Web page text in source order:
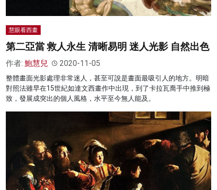
慧眼看西畫
第二亞當 救人永生 清晰易明 迷人光影 自然出色
作者: 鮑慧兒 2020-11-05
整體畫面光影處理非常迷人，甚至可說是畫面最吸引人的地方。明暗
對照法雖早在15世紀如達文西畫作中出現，到了卡拉瓦喬手中推到極
致，發展成突出的個人風格，水平至今無人能及。